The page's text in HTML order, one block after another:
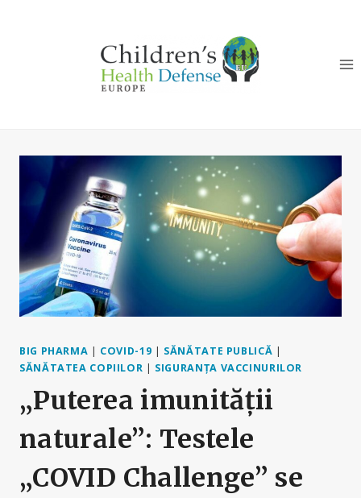
BIG PHARMA | COVID-19 | SĂNĂTATE PUBLICĂ |
SĂNĂTATEA COPIILOR | SIGURANȚA VACCINURILOR
„Puterea imunității
naturale”: Testele
„COVID Challenge” se